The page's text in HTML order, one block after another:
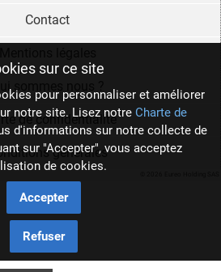
sur ce site
pour personnaliser et améliorer
notre site. Lisez notre Charte de
d'informations sur notre collecte de
sur "Accepter", vous acceptez
de cookies.
Accepter
Refuser
Contact
sommes nous ?
de confidentialité
générales